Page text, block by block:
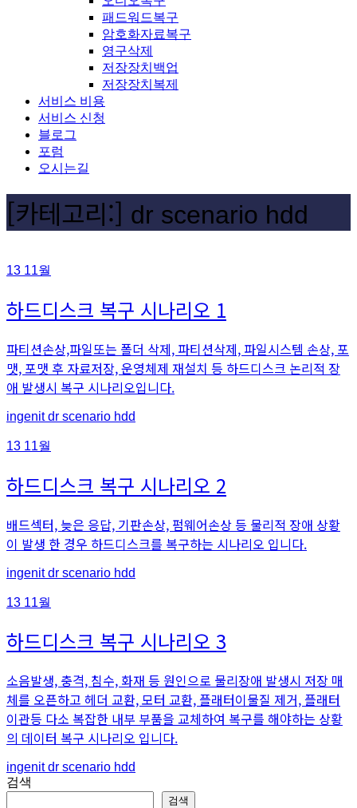
패드워드복구
암호화자료복구
영구삭제
저장장치백업
저장장치복제
서비스 비용
서비스 신청
블로그
포럼
오시는길
[카테고리:] dr scenario hdd
13 11월
하드디스크 복구 시나리오 1
파티션손상,파일또는 폴더 삭제, 파티션삭제, 파일시스템 손상, 포
맷, 포맷 후 자료저장, 운영체제 재설치 등 하드디스크 논리적 장
애 발생시 복구 시나리오입니다.
An
by
ingenitPosted
dr scenario hdd
13 11월
하드디스크 복구 시나리오 2
배드섹터, 늦은 응답, 기판손상, 펌웨어손상 등 물리적 장애 상황
이 발생 한 경우 하드디스크를 복구하는 시나리오 입니다.
An
by
ingenitPosted
dr scenario hdd
13 11월
하드디스크 복구 시나리오 3
소음발생, 충격, 침수, 화재 등 원인으로 물리장애 발생시 저장 매
체를 오픈하고 헤더 교환, 모터 교환, 플래터이물질 제거, 플래터
이관등 다소 복잡한 내부 부품을 교체하여 복구를 해야하는 상황
의 데이터 복구 시나리오 입니다.
An
article
by
ingenitPosted
dr scenario hdd
검색
검색